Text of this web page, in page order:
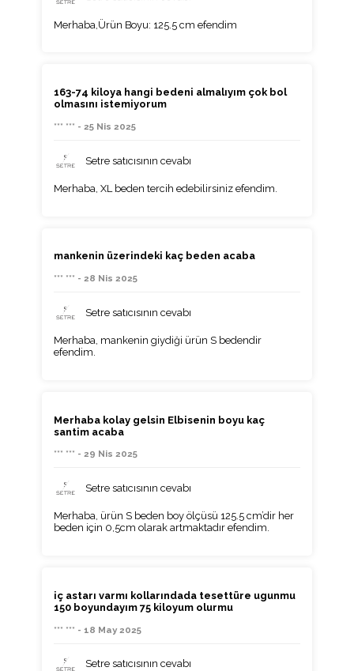
Merhaba,Ürün Boyu: 125.5 cm efendim
163-74 kiloya hangi bedeni almalıyım çok bol
olmasını istemiyorum
*** *** - 25 Nis 2025
Setre satıcısının cevabı
Merhaba, XL beden tercih edebilirsiniz efendim.
mankenin üzerindeki kaç beden acaba
*** *** - 28 Nis 2025
Setre satıcısının cevabı
Merhaba, mankenin giydiği ürün S bedendir
efendim.
Merhaba kolay gelsin Elbisenin boyu kaç
santim acaba
*** *** - 29 Nis 2025
Setre satıcısının cevabı
Merhaba, ürün S beden boy ölçüsü 125.5 cm’dir her
beden için 0,5cm olarak artmaktadır efendim.
iç astarı varmı kollarındada tesettüre ugunmu
150 boyundayım 75 kiloyum olurmu
*** *** - 18 May 2025
Setre satıcısının cevabı